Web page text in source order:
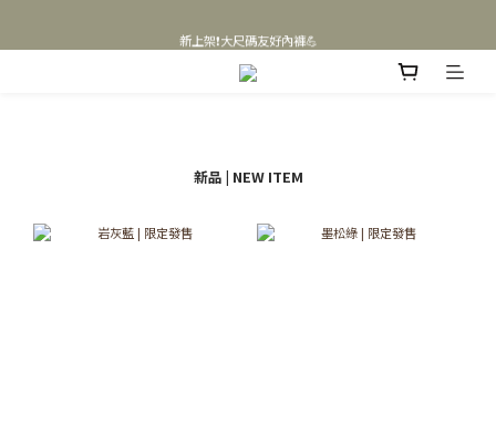
❗涼感平口褲限定款熱銷中❗
新品 | NEW ITEM